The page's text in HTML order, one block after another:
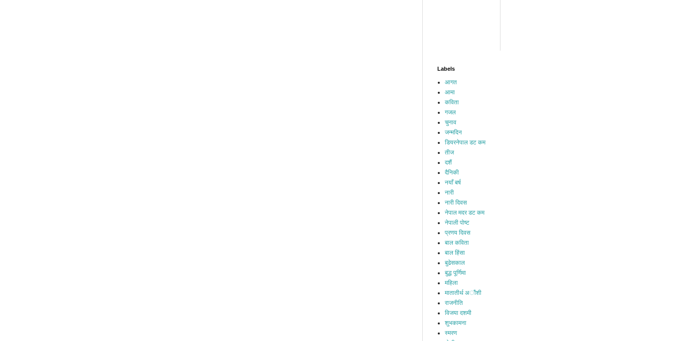
Labels
आगत
आमा
कविता
गजल
चुनाव
जन्मदिन
डियरनेपाल डट कम
तीज
दशैं
दैनिकी
नयाँ बर्ष
नारी
नारी दिवस
नेपाल मदर डट कम
नेपाली पोष्ट
प्रणय दिवस
बाल कविता
बाल हिंसा
बुढेसकाल
बुद्ध पूर्णिमा
महिला
मातातीर्थ अौंशी
राजनीति
विजया दशमी
शुभकामना
स्मरण